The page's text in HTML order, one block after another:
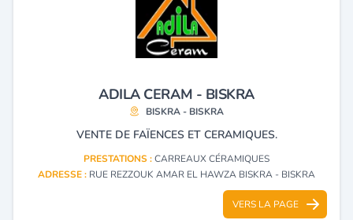
ADILA CERAM - BISKRA
BISKRA - BISKRA
VENTE DE FAÏENCES ET CERAMIQUES.
PRESTATIONS :CARREAUX CÉRAMIQUES
ADRESSE : RUE REZZOUK AMAR EL HAWZA BISKRA - BISKRA
VERS LA PAGE